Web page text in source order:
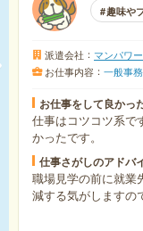
趣味や
派遣会社 マンパワ
お仕事内容 一般事務
お仕事をして良かっ
仕事はコツコツ系で
かったです。
仕事さがしのアドバ
職場見学の前に就業
減する気がしますの